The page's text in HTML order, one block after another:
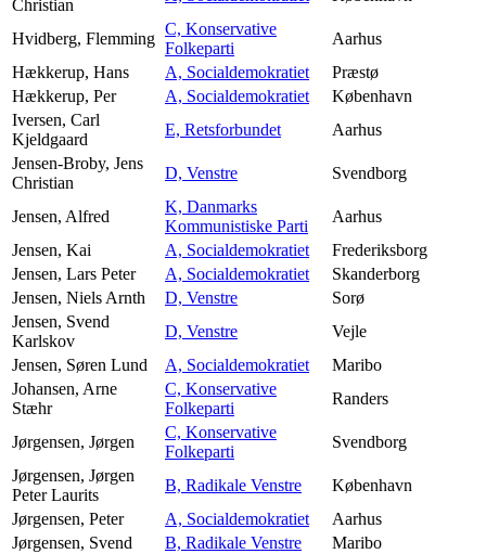
Christian
Hvidberg, Flemming
C, Konservative
Folkeparti
Aarhus
Hækkerup, Hans
A, Socialdemokratiet
Præstø
Hækkerup, Per
A, Socialdemokratiet
København
Iversen, Carl
Kjeldgaard
E, Retsforbundet
Aarhus
Jensen-Broby, Jens
Christian
D, Venstre Svendborg
Jensen, Alfred
K, Danmarks
Kommunistiske Parti
Aarhus
Jensen, Kai
A, Socialdemokratiet
Frederiksborg
Jensen, Lars Peter
A, Socialdemokratiet
Skanderborg
Jensen, Niels Arnth
D, Venstre
Sorø
Jensen, Svend
Karlskov
D, Venstre
Vejle
Jensen, Søren Lund
A, Socialdemokratiet
Maribo
Johansen, Arne
Stæhr
C, Konservative
Folkeparti
Randers
Jørgensen, Jørgen
C, Konservative
Folkeparti
Svendborg
Jørgensen, Jørgen
Peter Laurits
B, Radikale Venstre
København
Jørgensen, Peter
A, Socialdemokratiet
Aarhus
Jørgensen, Svend
B, Radikale Venstre
Maribo